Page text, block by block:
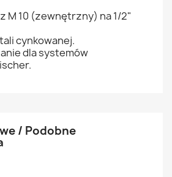
M 10 (zewnętrzny) na 1/2"
cynkowanej.
dla systemów
/ Podobne